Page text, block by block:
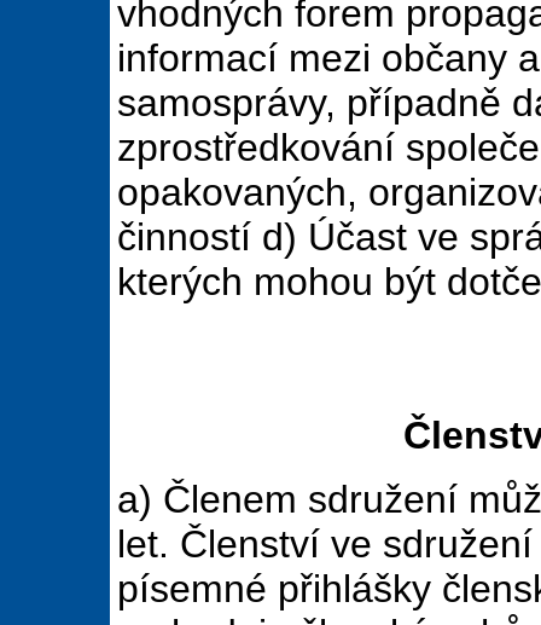
vhodných forem
informací mezi občany
samosprávy, případně
zprostředkování
opakovaných,
činností d) Účast ve
kterých mohou být
a) Členem sdružení
let. Členství ve
písemné přihlášky